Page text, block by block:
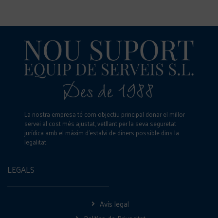
La nostra empresa té com objectiu principal donar el millor
servei al cost més ajustat, vetllant per la seva seguretat
jurídica amb el màxim d’estalvi de diners possible dins la
legalitat.
LEGALS
Avís legal